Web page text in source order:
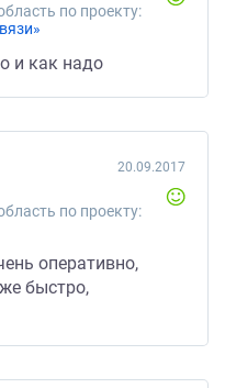
по проекту:
и как надо
по проекту:
20.09.2017
оперативно,
быстро,